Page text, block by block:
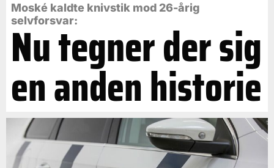
Moské kaldte knivstik mod 26-årig
selvforsvar:
Nu tegner der sig
en anden historie